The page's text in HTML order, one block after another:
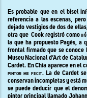
Es probable queen el bisel
referencia a las escenas,
dejado vestigios de dos de
otra que Cook registró comoih(
la que ha propuesto Pagès, a
frontal firmado que se conoce
Museu Nacional d’Art de
Cardet. En Chía aparece en el
pintor me fecit. La de Cardet
conservan incompletas y está
se puede deducir que el
pintor principal llamado